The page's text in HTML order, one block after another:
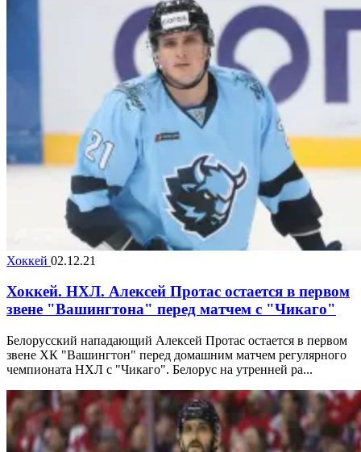
Хоккей 02.12.21
Хоккей. НХЛ. Алексей Протас остается в первом
звене "Вашингтона" перед матчем с "Чикаго"
Белорусский нападающий Алексей Протас остается в первом
звене ХК "Вашингтон" перед домашним матчем регулярного
чемпионата НХЛ с "Чикаго". Белорус на утренней ра...